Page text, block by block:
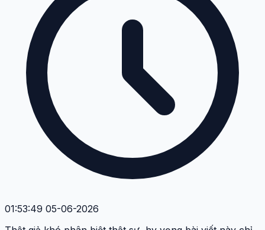
01:53:49 05-06-2026